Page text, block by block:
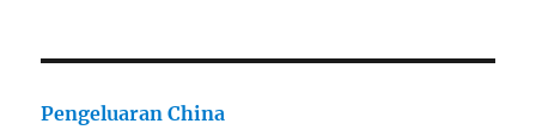
Pengeluaran China